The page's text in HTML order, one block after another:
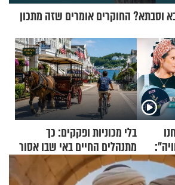
וסבתא? החוקרים אומרים שזה מתכון
מרים
בלי מכוניות ופקקים: כך
מתנהלים החיים באי שבו אסור
לנהוג כבר יותר מ-120 שנה